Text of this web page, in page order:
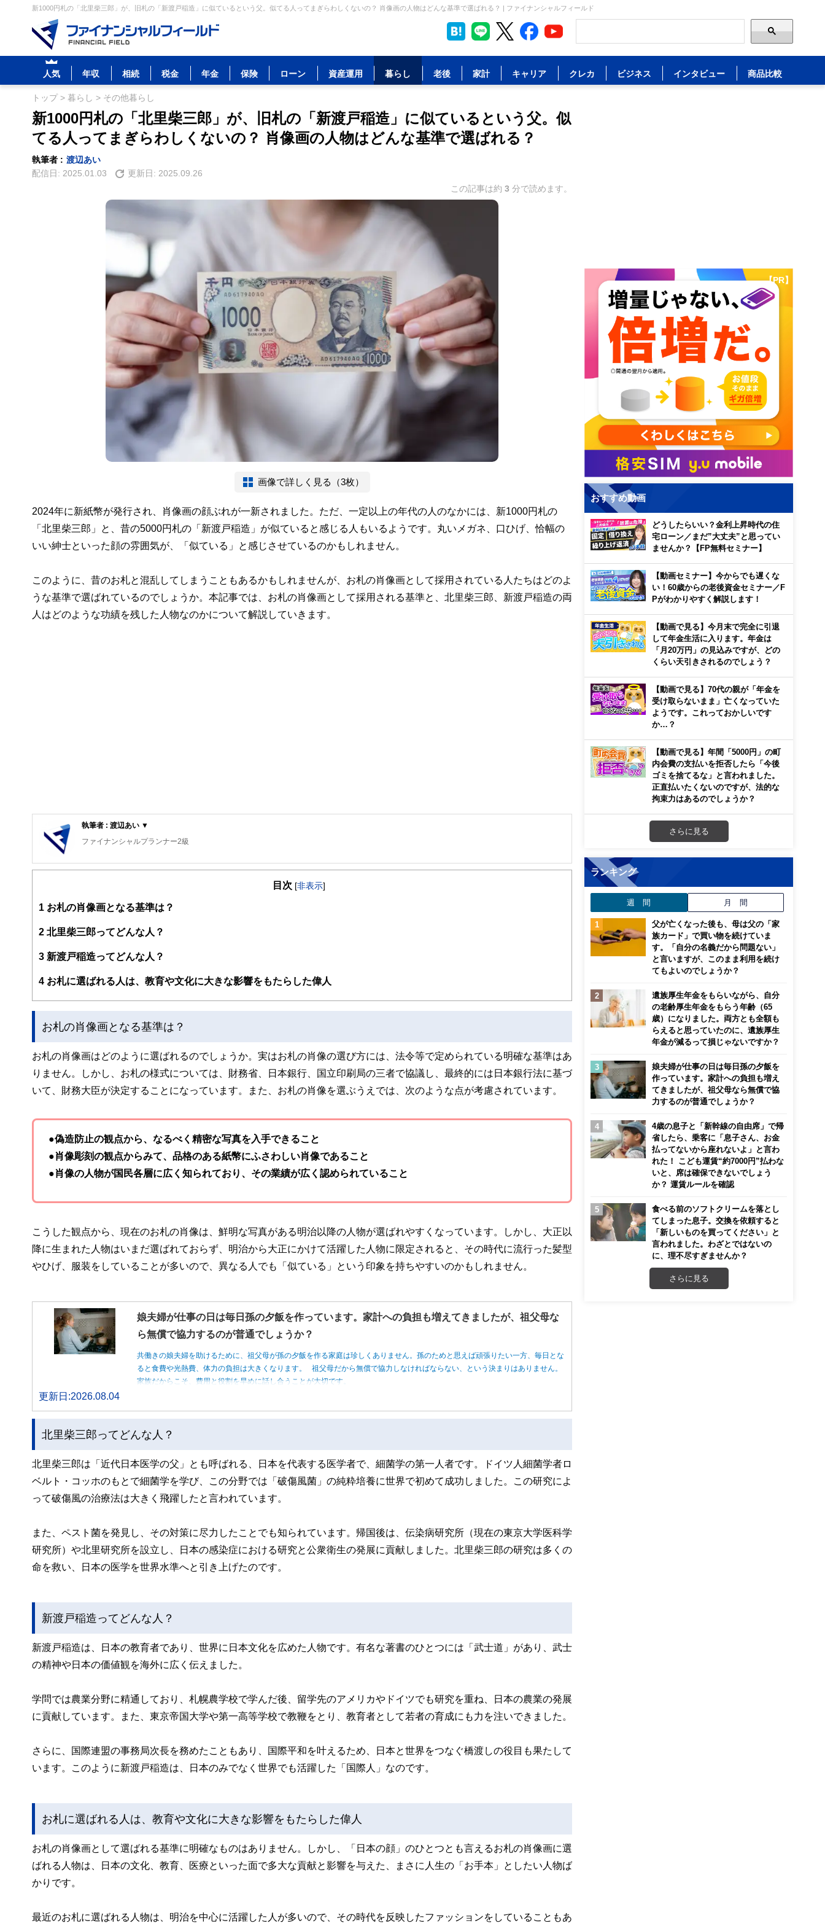
新1000円札の「北里柴三郎」が、旧札の「新渡戸稲造」に似ているという父。似てる人ってまぎらわしくないの？ 肖像画の人物はどんな基準で選ばれる？ | ファイナンシャルフィールド
人気 年収 相続 税金 年金 保険 ローン 資産運用 暮らし 老後 家計 キャリア クレカ ビジネス インタビュー 商品比較
トップ> 暮らし > その他暮らし
新1000円札の「北里柴三郎」が、旧札の「新渡戸稲造」に似ているという父。似
てる人ってまぎらわしくないの？ 肖像画の人物はどんな基準で選ばれる？
執筆者 : 渡辺あい
配信日: 2025.01.03 更新日: 2025.09.26
この記事は約 3 分で読めます。
画像で詳しく見る（3枚）
2024年に新紙幣が発行され、肖像画の顔ぶれが一新されました。ただ、一定以上の年代の人のなかには、新1000円札の
「北里柴三郎」と、昔の5000円札の「新渡戸稲造」が似ていると感じる人もいるようです。丸いメガネ、口ひげ、恰幅の
いい紳士といった顔の雰囲気が、「似ている」と感じさせているのかもしれません。
このように、昔のお札と混乱してしまうこともあるかもしれませんが、お札の肖像画として採用されている人たちはどのよ
うな基準で選ばれているのでしょうか。本記事では、お札の肖像画として採用される基準と、北里柴三郎、新渡戸稲造の両
人はどのような功績を残した人物なのかについて解説していきます。
執筆者 : 渡辺あい ▼
ファイナンシャルプランナー2級
目次 [非表示]
1 お札の肖像画となる基準は？
2 北里柴三郎ってどんな人？
3 新渡戸稲造ってどんな人？
4 お札に選ばれる人は、教育や文化に大きな影響をもたらした偉人
お札の肖像画となる基準は？
お札の肖像画はどのように選ばれるのでしょうか。実はお札の肖像の選び方には、法令等で定められている明確な基準はあ
りません。しかし、お札の様式については、財務省、日本銀行、国立印刷局の三者で協議し、最終的には日本銀行法に基づ
いて、財務大臣が決定することになっています。また、お札の肖像を選ぶうえでは、次のような点が考慮されています。
●偽造防止の観点から、なるべく精密な写真を入手できること
●肖像彫刻の観点からみて、品格のある紙幣にふさわしい肖像であること
●肖像の人物が国民各層に広く知られており、その業績が広く認められていること
こうした観点から、現在のお札の肖像は、鮮明な写真がある明治以降の人物が選ばれやすくなっています。しかし、大正以
降に生まれた人物はいまだ選ばれておらず、明治から大正にかけて活躍した人物に限定されると、その時代に流行った髪型
やひげ、服装をしていることが多いので、異なる人でも「似ている」という印象を持ちやすいのかもしれません。
娘夫婦が仕事の日は毎日孫の夕飯を作っています。家計への負担も増えてきましたが、祖父母な
ら無償で協力するのが普通でしょうか？
共働きの娘夫婦を助けるために、祖父母が孫の夕飯を作る家庭は珍しくありません。孫のためと思えば頑張りたい一方、毎日とな
ると食費や光熱費、体力の負担は大きくなります。 祖父母だから無償で協力しなければならない、という決まりはありません。
家族だからこそ、費用と役割を早めに話し合うことが大切です。
更新日:2026.08.04
北里柴三郎ってどんな人？
北里柴三郎は「近代日本医学の父」とも呼ばれる、日本を代表する医学者で、細菌学の第一人者です。ドイツ人細菌学者ロ
ベルト・コッホのもとで細菌学を学び、この分野では「破傷風菌」の純粋培養に世界で初めて成功しました。この研究によ
って破傷風の治療法は大きく飛躍したと言われています。
また、ペスト菌を発見し、その対策に尽力したことでも知られています。帰国後は、伝染病研究所（現在の東京大学医科学
研究所）や北里研究所を設立し、日本の感染症における研究と公衆衛生の発展に貢献しました。北里柴三郎の研究は多くの
命を救い、日本の医学を世界水準へと引き上げたのです。
新渡戸稲造ってどんな人？
新渡戸稲造は、日本の教育者であり、世界に日本文化を広めた人物です。有名な著書のひとつには「武士道」があり、武士
の精神や日本の価値観を海外に広く伝えました。
学問では農業分野に精通しており、札幌農学校で学んだ後、留学先のアメリカやドイツでも研究を重ね、日本の農業の発展
に貢献しています。また、東京帝国大学や第一高等学校で教鞭をとり、教育者として若者の育成にも力を注いできました。
さらに、国際連盟の事務局次長を務めたこともあり、国際平和を叶えるため、日本と世界をつなぐ橋渡しの役目も果たして
います。このように新渡戸稲造は、日本のみでなく世界でも活躍した「国際人」なのです。
お札に選ばれる人は、教育や文化に大きな影響をもたらした偉人
お札の肖像画として選ばれる基準に明確なものはありません。しかし、「日本の顔」のひとつとも言えるお札の肖像画に選
ばれる人物は、日本の文化、教育、医療といった面で多大な貢献と影響を与えた、まさに人生の「お手本」としたい人物ば
かりです。
最近のお札に選ばれる人物は、明治を中心に活躍した人が多いので、その時代を反映したファッションをしていることもあ
【PR】
おすすめ動画
どうしたらいい？金利上昇時代の住
宅ローン／まだ”大丈夫”と思ってい
ませんか？【FP無料セミナー】
【動画セミナー】今からでも遅くな
い！60歳からの老後資金セミナー／F
Pがわかりやすく解説します！
【動画で見る】今月末で完全に引退
して年金生活に入ります。年金は
「月20万円」の見込みですが、どの
くらい天引きされるのでしょう？
【動画で見る】70代の親が「年金を
受け取らないまま」亡くなっていた
ようです。これっておかしいです
か…？
【動画で見る】年間「5000円」の町
内会費の支払いを拒否したら「今後
ゴミを捨てるな」と言われました。
正直払いたくないのですが、法的な
拘束力はあるのでしょうか？
さらに見る
ランキング
週 間 月 間
父が亡くなった後も、母は父の「家
族カード」で買い物を続けていま
す。「自分の名義だから問題ない」
と言いますが、このまま利用を続け
てもよいのでしょうか？
遺族厚生年金をもらいながら、自分
の老齢厚生年金をもらう年齢（65
歳）になりました。両方とも全額も
らえると思っていたのに、遺族厚生
年金が減るって損じゃないですか？
娘夫婦が仕事の日は毎日孫の夕飯を
作っています。家計への負担も増え
てきましたが、祖父母なら無償で協
力するのが普通でしょうか？
4歳の息子と「新幹線の自由席」で帰
省したら、乗客に「息子さん、お金
払ってないから座れないよ」と言わ
れた！ こども運賃“約7000円”払わな
いと、席は確保できないでしょう
か？ 運賃ルールを確認
食べる前のソフトクリームを落とし
てしまった息子。交換を依頼すると
「新しいものを買ってください」と
言われました。わざとではないの
に、理不尽すぎませんか？
さらに見る